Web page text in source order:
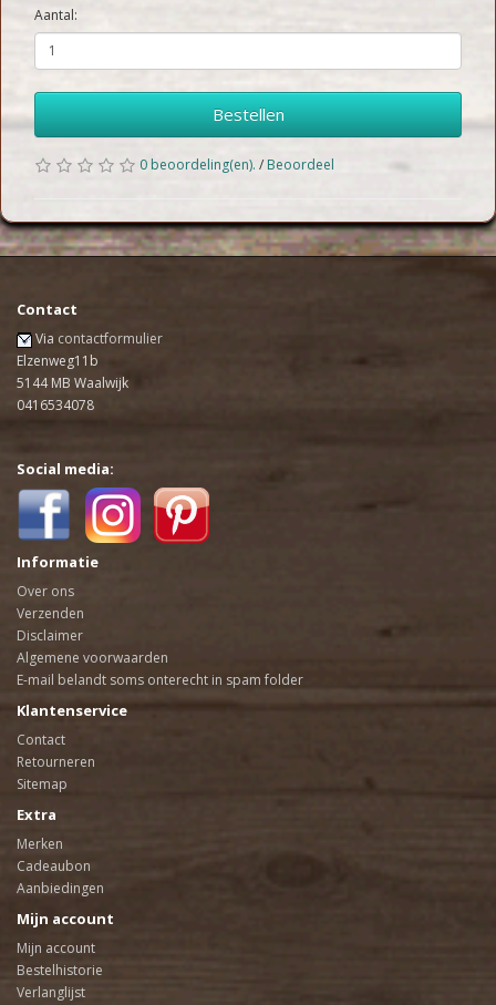
Aantal:
Bestellen
0 beoordeling(en). / Beoordeel
Contact
Via contactformulier
Elzenweg11b
5144 MB Waalwijk
0416534078
Social media:
Informatie
Over ons
Verzenden
Disclaimer
Algemene voorwaarden
E-mail belandt soms onterecht in spam folder
Klantenservice
Contact
Retourneren
Sitemap
Extra
Merken
Cadeaubon
Aanbiedingen
Mijn account
Mijn account
Bestelhistorie
Verlanglijst